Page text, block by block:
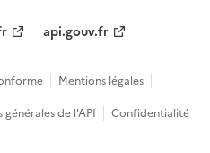
api.gouv.fr
Mentions légales
de l'API
Confidentialité